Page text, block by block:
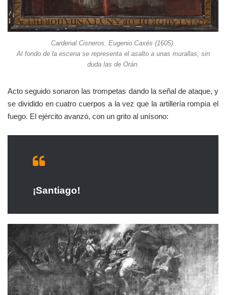
Sin vacilar un instante, los españoles treparon por
las escabrosas laderas de las montañas. Los
ziyánidas disparaban sobre ellos nubes de flechas y
disparos de espingardas, incluso les tiraban
piedras. Causaron bastantes bajas por su posición
Envanguardia, el capitán Luís Contreras con sus fieles
hombres, todos llegados de Guadalajara,que sembraron
muerte y espanto entre los oraneses.Contreras era tuerto,
capitán fue alcanzado por una flecha, hallando gloriosa muerte
en combate, y su cadáver fue capturado.